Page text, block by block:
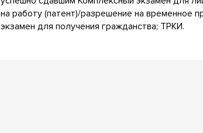
на работу (патент)/разрешение на временное
экзамен для получения гражданства; ТРКИ.